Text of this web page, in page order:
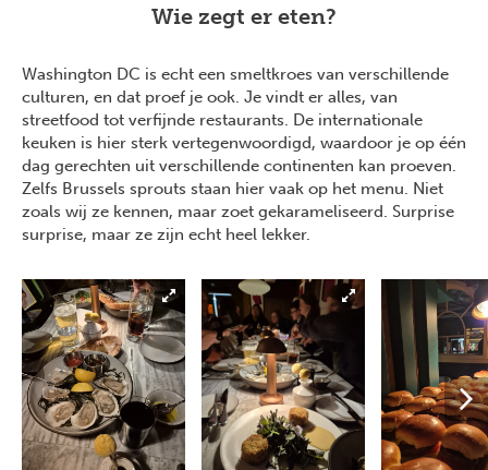
Wie zegt er eten?
Washington DC is echt een smeltkroes van verschillende
culturen, en dat proef je ook. Je vindt er alles, van
streetfood tot verfijnde restaurants. De internationale
keuken is hier sterk vertegenwoordigd, waardoor je op één
dag gerechten uit verschillende continenten kan proeven.
Zelfs Brussels sprouts staan hier vaak op het menu. Niet
zoals wij ze kennen, maar zoet gekarameliseerd. Surprise
surprise, maar ze zijn echt heel lekker.